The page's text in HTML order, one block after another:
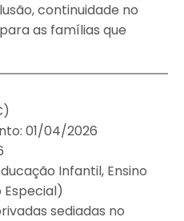
continuidade no
as famílias que
01/04/2026
Infantil, Ensino
Especial)
sediadas no